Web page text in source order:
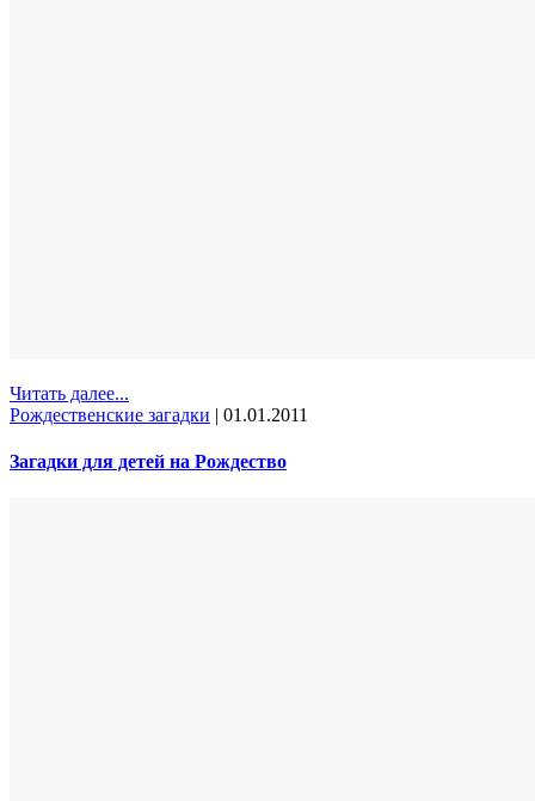
Читать далее...
Рождественские загадки | 01.01.2011
Загадки для детей на Рождество